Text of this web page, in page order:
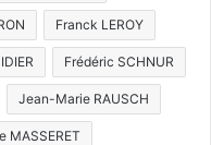
Franck LEROY
Frédéric SCHNUR
Jean-Marie RAUSCH
MASSERET